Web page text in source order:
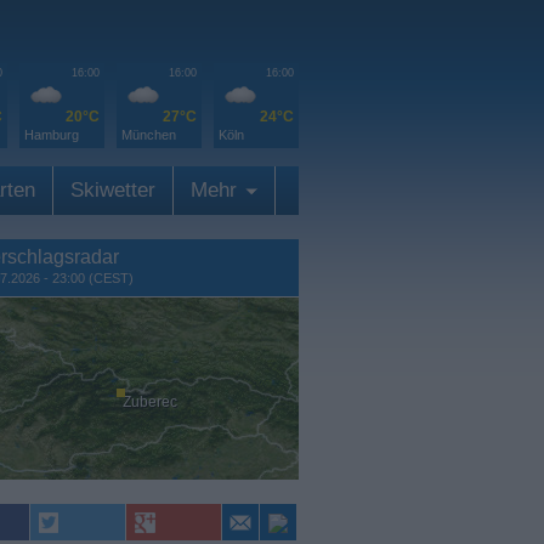
16:00
20°C
Hamburg
16:00
27°C
München
16:00
24°C
Köln
Skiwetter Mehr
- 23:00 (CEST)
Zuberec